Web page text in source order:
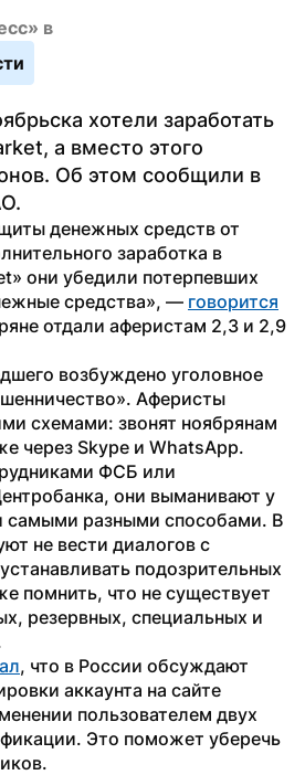
в
хотели заработать
а вместо этого
Об этом сообщили в
денежных средств от
заработка в
они убедили потерпевших
средства», — говорится
отдали аферистам 2,3 и 2,9
возбуждено уголовное
Аферисты
схемами: звонят ноябрянам
через Skype и WhatsApp.
ФСБ или
они выманивают у
самыми разными способами. В
не вести диалогов с
подозрительных
помнить, что не существует
резервных, специальных и
, что в России обсуждают
аккаунта на сайте
пользователем двух
Это поможет уберечь